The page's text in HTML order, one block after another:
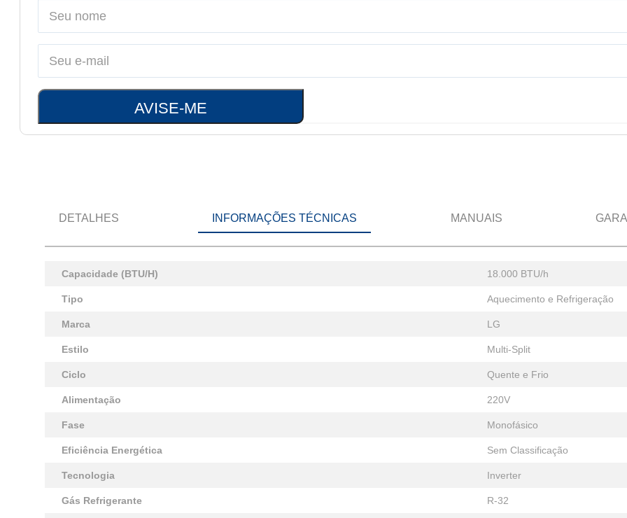
AVISE-ME
DETALHES INFORMAÇÕES TÉCNICAS MANUAIS
Capacidade (BTU/H) 18.000 BTU/h
Tipo Aquecimento e Refrigeração
Marca LG
Estilo Multi-Split
Ciclo Quente e Frio
Alimentação 220V
Fase Monofásico
Eficiência Energética Sem Classificação
Tecnologia Inverter
Gás Refrigerante R-32